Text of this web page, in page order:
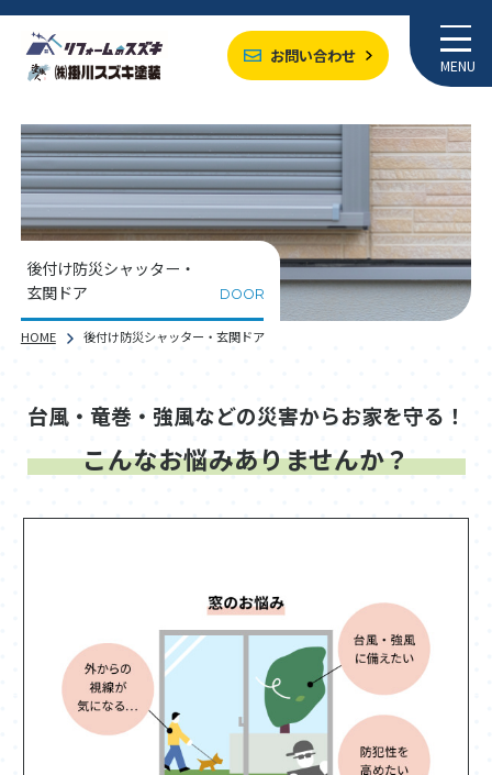
お問い合わせ MENU
後付け防災シャッター・
玄関ドア
DOOR
HOME 後付け防災シャッター・玄関ドア
台風・竜巻・強風などの災害からお家を守る！
こんなお悩みありませんか？